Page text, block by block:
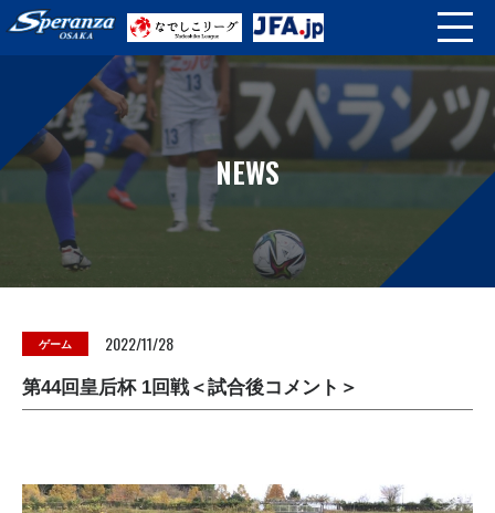
NEWS
ゲーム 2022/11/28
第44回皇后杯 1回戦＜試合後コメント＞